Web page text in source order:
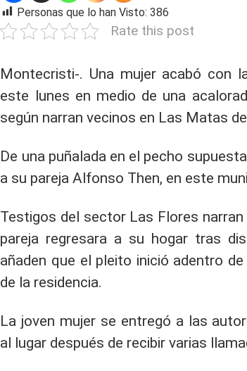
Personas que lo han Visto: 386
Rate this post
Montecristi-. Una mujer acabó con
este lunes en medio de una
según narran vecinos en Las Matas
De una puñalada en el pecho
a su pareja Alfonso Then, en este
Testigos del sector Las Flores
pareja regresara a su hogar tras
añaden que el pleito inició adentro
de la residencia.
La joven mujer se entregó a las
al lugar después de recibir varias